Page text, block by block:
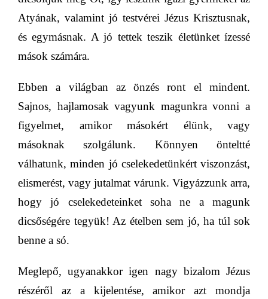
Atyának, valamint jó testvérei Jézus Krisztusnak,
és egymásnak. A jó tettek teszik életünket ízessé
mások számára.
Ebben a világban az önzés ront el mindent.
Sajnos, hajlamosak vagyunk magunkra vonni a
figyelmet, amikor másokért élünk, vagy
másoknak szolgálunk. Könnyen önteltté
válhatunk, minden jó cselekedetünkért viszonzást,
elismerést, vagy jutalmat várunk. Vigyázzunk arra,
hogy jó cselekedeteinket soha ne a magunk
dicsőségére tegyük! Az ételben sem jó, ha túl sok
benne a só.
Meglepő, ugyanakkor igen nagy bizalom Jézus
részéről az a kijelentése, amikor azt mondja